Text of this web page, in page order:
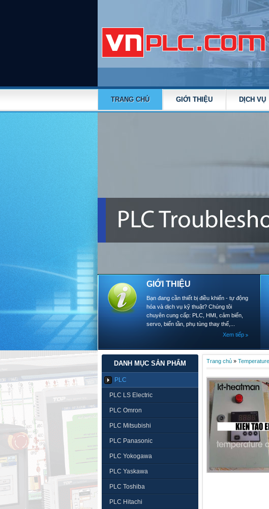
TRANG CHỦ GIỚI THIỆU DỊCH VỤ
GIỚI THIỆU
Bạn đang cần thiết bị điều khiển - tự động
hóa và dịch vụ kỹ thuật? Chúng tôi
chuyên cung cấp: PLC, HMI, cảm biến,
servo, biến tần, phụ tùng thay thế,...
Xem tiếp
DANH MỤC SẢN PHẨM
PLC
PLC LS Electric
PLC Omron
PLC Mitsubishi
PLC Panasonic
PLC Yokogawa
PLC Yaskawa
PLC Toshiba
PLC Hitachi
Trang chủ »